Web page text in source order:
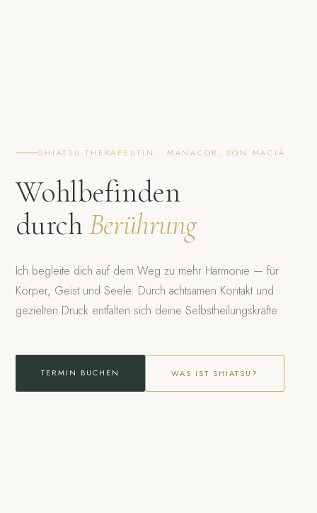
SHIATSU THERAPEUTIN · MANACOR, SON MACIÀ
Wohlbefinden
durchBerührung
Ich begleite dich auf dem Weg zu mehr Harmonie — für
Körper, Geist und Seele. Durch achtsamen Kontakt und
gezielten Druck entfalten sich deine Selbstheilungskräfte.
TERMIN BUCHEN WAS IST SHIATSU?